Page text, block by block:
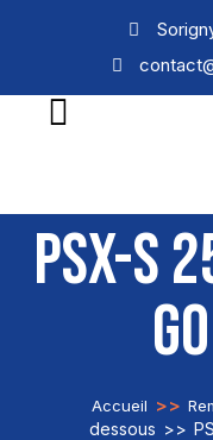
PSX-S
Accueil >>
dessous >>